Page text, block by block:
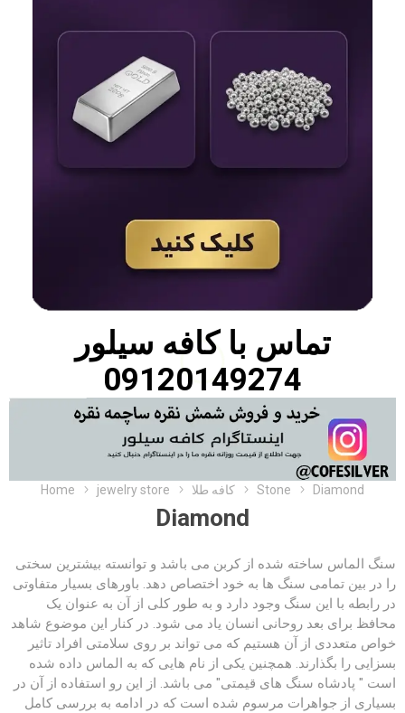
تماس باکافه سیلور
09120149274
Home jewelry store کافه طلا Stone Diamond
Diamond
سنگ الماس ساخته شده از کربن می باشد و توانسته بیشترین سختی
را در بین تمامی سنگ ها به خود اختصاص دهد. باورهای بسیار متفاوتی
در رابطه با این سنگ وجود دارد و به طور کلی از آن به عنوان یک
محافظ برای بعد روحانی انسان یاد می شود. در کنار این موضوع شاهد
خواص متعددی از آن هستیم که می تواند بر روی سلامتی افراد تاثیر
بسزایی را بگذارند. همچنین یکی از نام هایی که به الماس داده شده
است " پادشاه سنگ های قیمتی" می باشد. از این رو استفاده از آن در
بسیاری از جواهرات مرسوم شده است که در ادامه به بررسی کامل